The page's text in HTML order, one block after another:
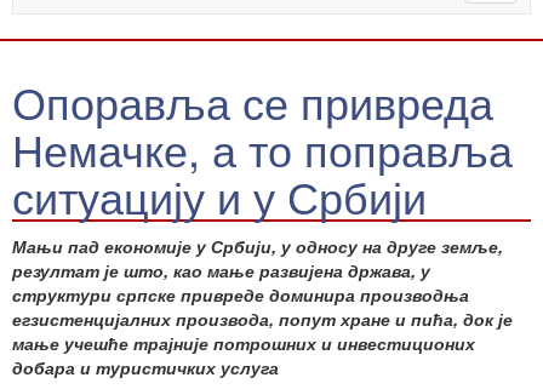
Опоравља се привреда
Немачке, а то поправља
ситуацију и у Србији
Мањи пад економије у Србији, у односу на друге земље,
резултат је што, као мање развијена држава, у
структури српске привреде доминира производња
егзистенцијалних производа, попут хране и пића, док је
мање учешће трајније потрошних и инвестиционих
добара и туристичких услуга